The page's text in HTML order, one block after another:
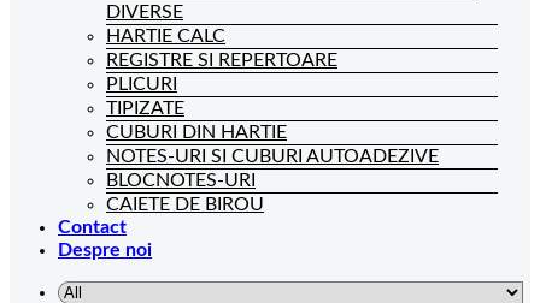
DIVERSE
HARTIE CALC
REGISTRE SI REPERTOARE
PLICURI
TIPIZATE
CUBURI DIN HARTIE
NOTES-URI SI CUBURI AUTOADEZIVE
BLOCNOTES-URI
CAIETE DE BIROU
Contact
Despre noi